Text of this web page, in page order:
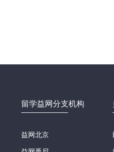
留学益网分支机构
益网北京